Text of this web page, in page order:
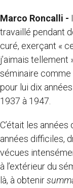
Marco Roncalli -
travaillé pendant
curé, exerçant «
j’aimais tellement
séminaire
pour lui dix
1937 à 1947.
C’était les
années difficiles,
vécues
à l’extérieur du
là, à obtenir